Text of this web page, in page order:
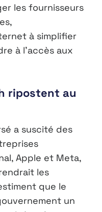
les fournisseurs
à simplifier
à l’accès aux
ripostent au
a suscité des
Apple et Meta,
les
que le
un